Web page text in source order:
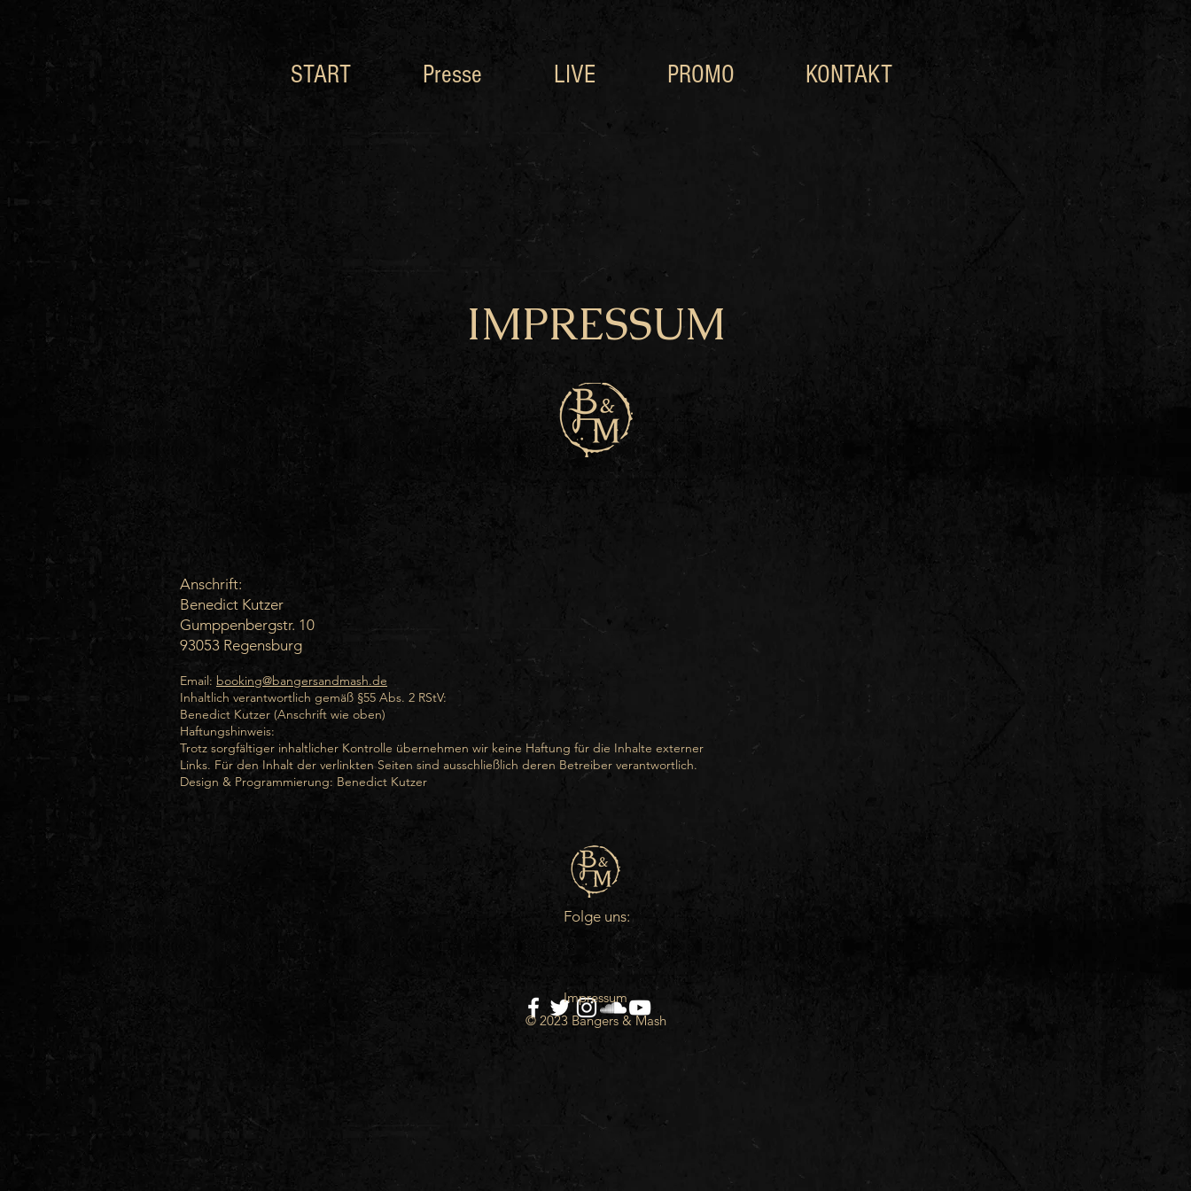
START Presse LIVE PROMO KONTAKT
IMPRESSUM
Anschrift:
Benedict Kutzer
Gumppenbergstr. 10
93053 Regensburg
Email: booking@bangersandmash.de
Inhaltlich verantwortlich gemäß §55 Abs. 2 RStV:
Benedict Kutzer (Anschrift wie oben)
Haftungshinweis:
Trotz sorgfältiger inhaltlicher Kontrolle übernehmen wir keine Haftung für die Inhalte externer
Links. Für den Inhalt der verlinkten Seiten sind ausschließlich deren Betreiber verantwortlich.
Design & Programmierung: Benedict Kutzer
Folge uns:
Impressum
© 2023 Bangers & Mash